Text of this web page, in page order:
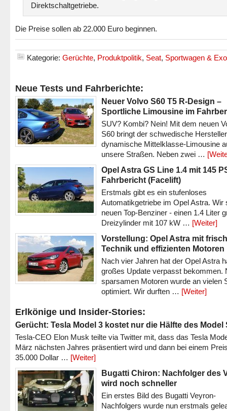
Direktschaltgetriebe.
Die Preise sollen ab 22.000 Euro beginnen.
Kategorie: Gerüchte, Produktpolitik, Seat, Sportwagen &
Neue Tests und Fahrberichte:
Neuer Volvo S60 T5 R-Design –
Sportliche Limousine im
SUV? Kombi? Nein! Mit dem neuen
S60 bringt der schwedische
dynamische Mittelklasse-Limousine
unsere Straßen. Neben zwei …
Opel Astra GS Line 1.4 mit 145
Fahrbericht (Facelift)
Erstmals gibt es ein stufenloses
Automatikgetriebe im Opel Astra. Wir
neuen Top-Benziner - einen 1.4 Liter
Dreizylinder mit 107 kW … [Weiter]
Vorstellung: Opel Astra mit
Technik und effizienten Motoren
Nach vier Jahren hat der Opel Astra
großes Update verpasst bekommen.
sparsamen Motoren wurde an vielen
optimiert. Wir durften … [Weiter]
Erlkönige und Insider-Stories:
Gerücht: Tesla Model 3 kostet nur die Hälfte des Model
Tesla-CEO Elon Musk teilte via Twitter mit, dass das Tesla
März nächsten Jahres präsentiert wird und dann bei einem
35.000 Dollar … [Weiter]
Bugatti Chiron: Nachfolger des
wird noch schneller
Ein erstes Bild des Bugatti Veyron-
Nachfolgers wurde nun erstmals